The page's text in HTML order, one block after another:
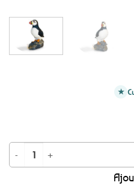
quantité de Figurine macareux